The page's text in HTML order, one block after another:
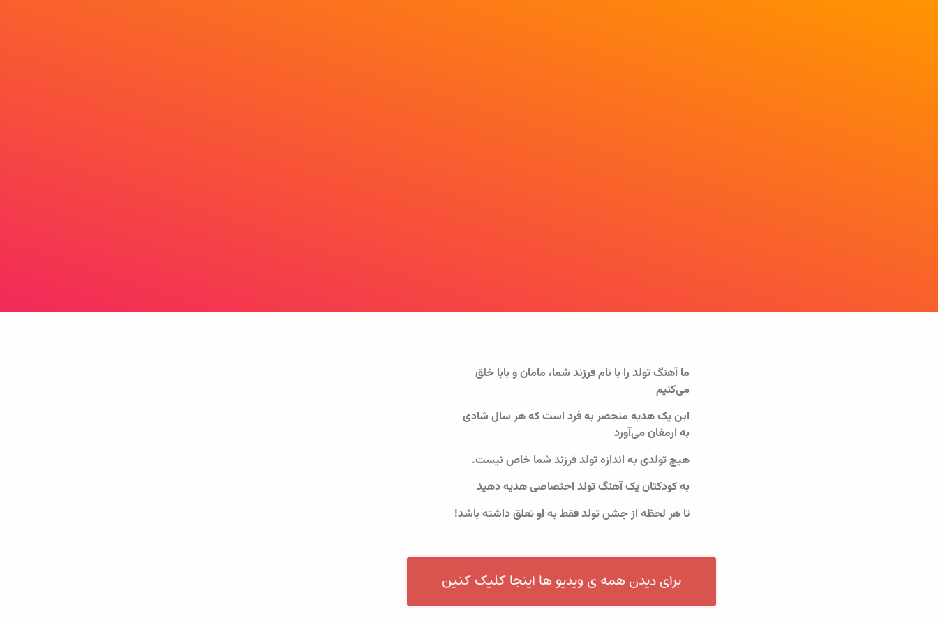
ما آهنگ تولد را با نام فرزند شما، مامان و بابا خلق
می‌کنیم
این یک هدیه منحصر به فرد است که هر سال شادی
به ارمغان می‌آورد
هیچ تولدی به اندازه تولد فرزند شما خاص نیست.
به کودکتان یک آهنگ تولد اختصاصی هدیه دهید
تا هر لحظه از جشن تولد فقط به او تعلق داشته باشد!
برای دیدن همه ی ویدیو ها اینجا کلیک کنین